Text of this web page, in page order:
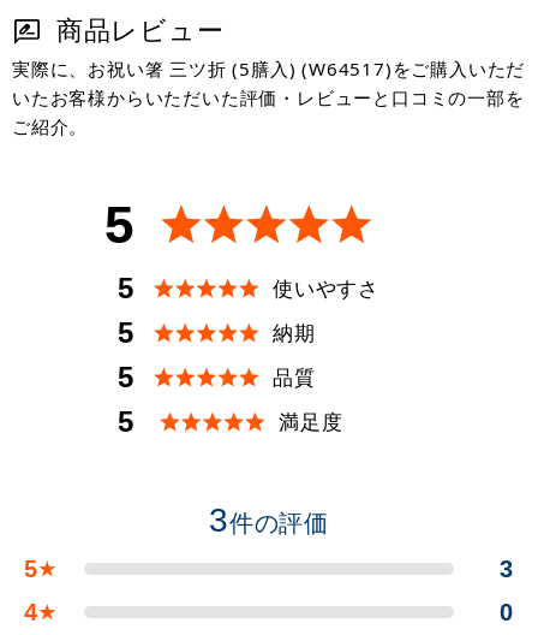
商品レビュー
実際に、お祝い箸 三ツ折 (5膳入) (W64517)をご購入いただ
いたお客様からいただいた評価・レビューと口コミの一部を
ご紹介。
5
5 使いやすさ
5 納期
5 品質
5 満足度
3件の評価
5★
3
4★ 0